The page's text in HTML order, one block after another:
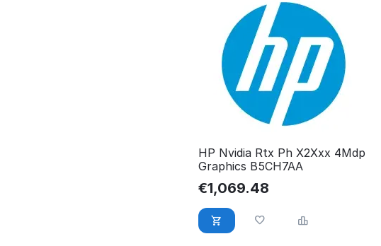
HP Nvidia Rtx Ph X2Xxx 4Mdp
Graphics B5CH7AA
€1,069.48